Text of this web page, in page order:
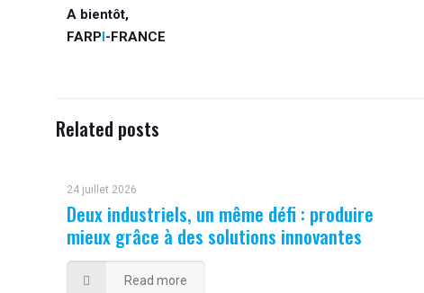
A bientôt,
FARPI-FRANCE
Related posts
24 juillet 2026
Deux industriels, un même défi : produire
mieux grâce à des solutions innovantes
Read more